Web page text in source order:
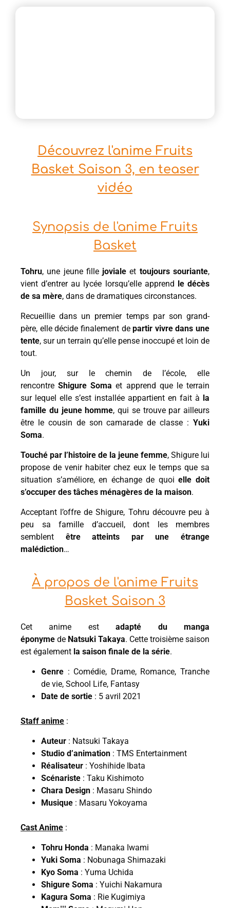
Découvrez l'anime Fruits
Basket Saison 3, en teaser
vidéo
Synopsis de l'anime Fruits
Basket
Tohru, une jeune fille joviale et toujours souriante,
vient d’entrer au lycée lorsqu’elle apprend le décès
de sa mère, dans de dramatiques circonstances.
Recueillie dans un premier temps par son grand-
père, elle décide finalement departir vivre dans une
tente, sur un terrain qu’elle pense inoccupé et loin de
tout.
Un jour, sur le chemin de l’école, elle
rencontreShigure Soma et apprend que le terrain
sur lequel elle s’est installée appartient en fait à la
famille du jeune homme, qui se trouve par ailleurs
être le cousin de son camarade de classe : Yuki
Soma.
Touché par l’histoire de la jeune femme, Shigure lui
propose de venir habiter chez eux le temps que sa
situation s’améliore, en échange de quoielle doit
s’occuper des tâches ménagères de la maison.
Acceptant l’offre de Shigure, Tohru découvre peu à
peu sa famille d’accueil, dont les membres
semblent être atteints par une étrange
malédiction…
À propos de l'anime Fruits
Basket Saison 3
Cet anime estadapté du manga
éponyme de Natsuki Takaya. Cette troisième saison
est également la saison finale de la série.
Genre : Comédie, Drame, Romance, Tranche
de vie, School Life, Fantasy
Date de sortie : 5 avril 2021
Staff anime :
Auteur : Natsuki Takaya
Studio d’animation : TMS Entertainment
Réalisateur : Yoshihide Ibata
Scénariste : Taku Kishimoto
Chara Design : Masaru Shindo
Musique : Masaru Yokoyama
Cast Anime :
Tohru Honda : Manaka Iwami
Yuki Soma : Nobunaga Shimazaki
Kyo Soma : Yuma Uchida
Shigure Soma : Yuichi Nakamura
Kagura Soma : Rie Kugimiya